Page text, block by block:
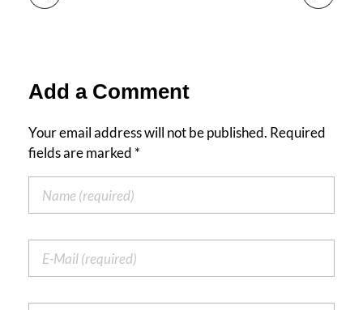
Add a Comment
Your email address will not be published. Required
fields are marked *